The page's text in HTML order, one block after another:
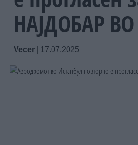
НАЈДОБАР ВО
Vecer 17.07.2025